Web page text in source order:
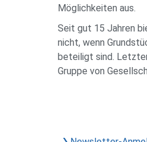
Möglichkeiten aus.
Seit gut 15 Jahren
nicht, wenn
beteiligt sind.
Gruppe von